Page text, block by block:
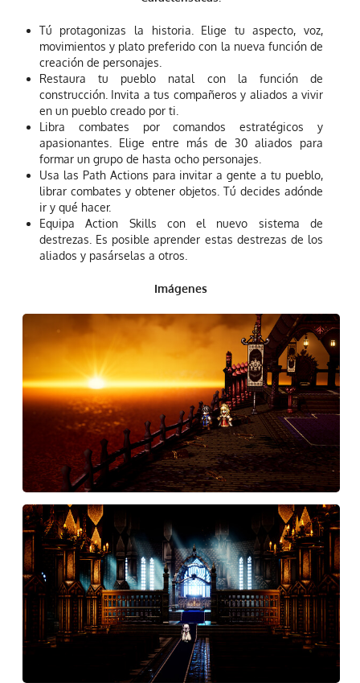
Tú protagonizas la historia. Elige tu aspecto, voz,
movimientos y plato preferido con la nueva función de
creación de personajes.
Restaura tu pueblo natal con la función de
construcción. Invita a tus compañeros y aliados a vivir
en un pueblo creado por ti.
Libra combates por comandos estratégicos y
apasionantes. Elige entre más de 30 aliados para
formar un grupo de hasta ocho personajes.
Usa las Path Actions para invitar a gente a tu pueblo,
librar combates y obtener objetos. Tú decides adónde
ir y qué hacer.
Equipa Action Skills con el nuevo sistema de
destrezas. Es posible aprender estas destrezas de los
aliados y pasárselas a otros.
Imágenes